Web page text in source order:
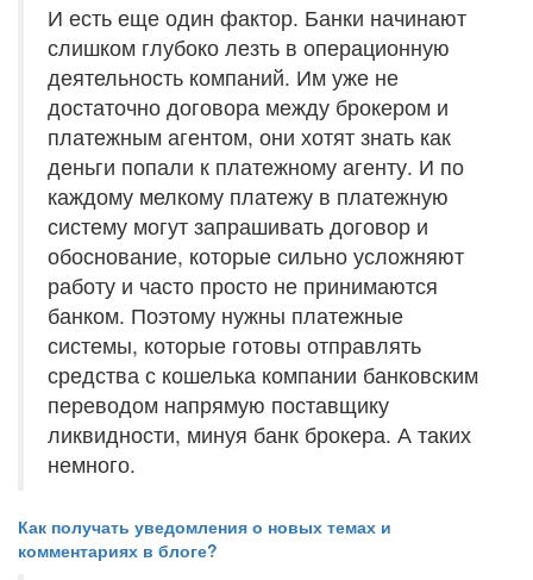
И есть еще один фактор. Банки начинают
слишком глубоко лезть в операционную
деятельность компаний. Им уже не
достаточно договора между брокером и
платежным агентом, они хотят знать как
деньги попали к платежному агенту. И по
каждому мелкому платежу в платежную
систему могут запрашивать договор и
обоснование, которые сильно усложняют
работу и часто просто не принимаются
банком. Поэтому нужны платежные
системы, которые готовы отправлять
средства с кошелька компании банковским
переводом напрямую поставщику
ликвидности, минуя банк брокера. А таких
немного.
Как получать уведомления о новых темах и
комментариях в блоге?